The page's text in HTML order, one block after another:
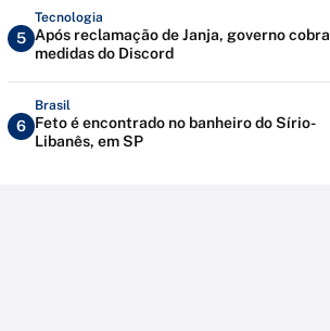
5
Tecnologia
Após reclamação de Janja, governo cobra
medidas do Discord
6
Brasil
Feto é encontrado no banheiro do Sírio-
Libanês, em SP